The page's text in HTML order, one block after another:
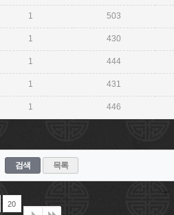
1 503
1 430
1 444
1 431
1 446
검색 목록
20